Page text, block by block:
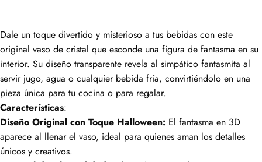
Dale un toque divertido y misterioso a tus bebidas con este
original vaso de cristal que esconde una figura de fantasma en su
interior. Su diseño transparente revela al simpático fantasmita al
servir jugo, agua o cualquier bebida fría, convirtiéndolo en una
pieza única para tu cocina o para regalar.
Características:
Diseño Original con Toque Halloween: El fantasma en 3D
aparece al llenar el vaso, ideal para quienes aman los detalles
únicos y creativos.